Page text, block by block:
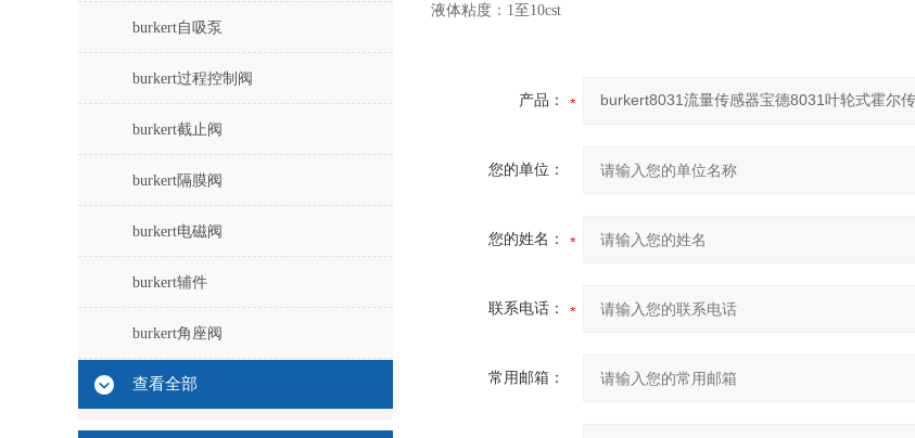
burkert自吸泵
burkert过程控制阀
burkert截止阀
burkert隔膜阀
burkert电磁阀
burkert辅件
burkert角座阀
查看全部
液体粘度：1至10cst
产品：
您的单位：
您的姓名：
联系电话：
常用邮箱：